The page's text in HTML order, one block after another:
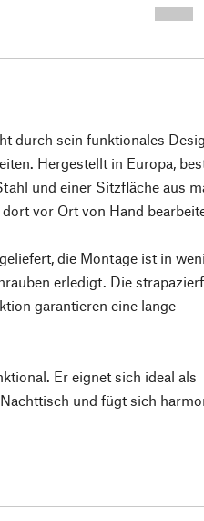
durch sein funktionales
Hergestellt in Europa,
und einer Sitzfläche aus
vor Ort von Hand
die Montage ist in
erledigt. Die
garantieren eine lange
Er eignet sich ideal als
und fügt sich